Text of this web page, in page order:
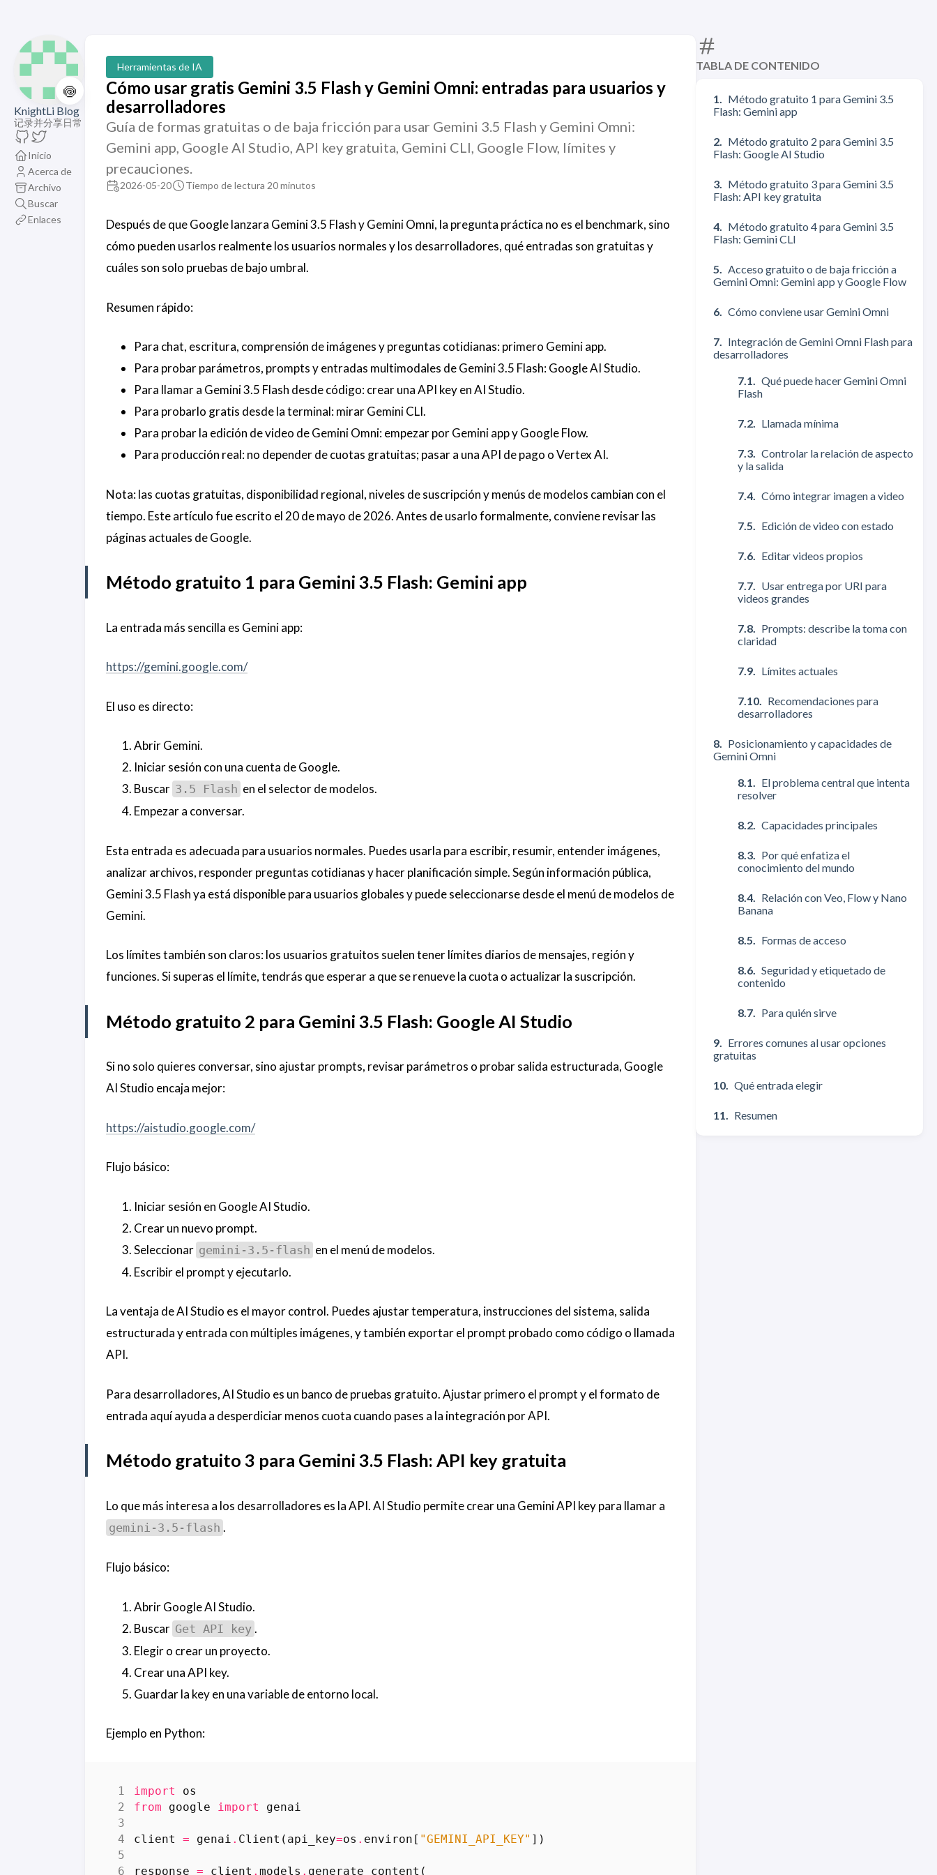
🍥
KnightLi Blog
记录并分享日常
Inicio
Acerca de
Archivo
Buscar
Enlaces
TABLA DE CONTENIDO
Método gratuito 1 para Gemini 3.5
Flash: Gemini app
Método gratuito 2 para Gemini 3.5
Flash: Google AI Studio
Método gratuito 3 para Gemini 3.5
Flash: API key gratuita
Método gratuito 4 para Gemini 3.5
Flash: Gemini CLI
Acceso gratuito o de baja fricción a
Gemini Omni: Gemini app y Google Flow
Cómo conviene usar Gemini Omni
Integración de Gemini Omni Flash para
desarrolladores
Qué puede hacer Gemini Omni
Flash
Llamada mínima
Controlar la relación de aspecto
y la salida
Cómo integrar imagen a video
Edición de video con estado
Editar videos propios
Usar entrega por URI para
videos grandes
Prompts: describe la toma con
claridad
Límites actuales
Recomendaciones para
desarrolladores
Posicionamiento y capacidades de
Gemini Omni
El problema central que intenta
resolver
Capacidades principales
Por qué enfatiza el
conocimiento del mundo
Relación con Veo, Flow y Nano
Banana
Formas de acceso
Seguridad y etiquetado de
contenido
Para quién sirve
Errores comunes al usar opciones
gratuitas
Qué entrada elegir
Resumen
Herramientas de IA
Cómo usar gratis Gemini 3.5 Flash y Gemini Omni: entradas para usuarios y
desarrolladores
Guía de formas gratuitas o de baja fricción para usar Gemini 3.5 Flash y Gemini Omni:
Gemini app, Google AI Studio, API key gratuita, Gemini CLI, Google Flow, límites y
precauciones.
2026-05-20 Tiempo de lectura 20 minutos
Después de que Google lanzara Gemini 3.5 Flash y Gemini Omni, la pregunta práctica no es el benchmark, sino
cómo pueden usarlos realmente los usuarios normales y los desarrolladores, qué entradas son gratuitas y
cuáles son solo pruebas de bajo umbral.
Resumen rápido:
Para chat, escritura, comprensión de imágenes y preguntas cotidianas: primero Gemini app.
Para probar parámetros, prompts y entradas multimodales de Gemini 3.5 Flash: Google AI Studio.
Para llamar a Gemini 3.5 Flash desde código: crear una API key en AI Studio.
Para probarlo gratis desde la terminal: mirar Gemini CLI.
Para probar la edición de video de Gemini Omni: empezar por Gemini app y Google Flow.
Para producción real: no depender de cuotas gratuitas; pasar a una API de pago o Vertex AI.
Nota: las cuotas gratuitas, disponibilidad regional, niveles de suscripción y menús de modelos cambian con el
tiempo. Este artículo fue escrito el 20 de mayo de 2026. Antes de usarlo formalmente, conviene revisar las
páginas actuales de Google.
Método gratuito 1 para Gemini 3.5 Flash: Gemini app
La entrada más sencilla es Gemini app:
https://gemini.google.com/
El uso es directo:
Abrir Gemini.
Iniciar sesión con una cuenta de Google.
Buscar 3.5 Flash en el selector de modelos.
Empezar a conversar.
Esta entrada es adecuada para usuarios normales. Puedes usarla para escribir, resumir, entender imágenes,
analizar archivos, responder preguntas cotidianas y hacer planificación simple. Según información pública,
Gemini 3.5 Flash ya está disponible para usuarios globales y puede seleccionarse desde el menú de modelos de
Gemini.
Los límites también son claros: los usuarios gratuitos suelen tener límites diarios de mensajes, región y
funciones. Si superas el límite, tendrás que esperar a que se renueve la cuota o actualizar la suscripción.
Método gratuito 2 para Gemini 3.5 Flash: Google AI Studio
Si no solo quieres conversar, sino ajustar prompts, revisar parámetros o probar salida estructurada, Google
AI Studio encaja mejor:
https://aistudio.google.com/
Flujo básico:
Iniciar sesión en Google AI Studio.
Crear un nuevo prompt.
Seleccionar gemini-3.5-flash en el menú de modelos.
Escribir el prompt y ejecutarlo.
La ventaja de AI Studio es el mayor control. Puedes ajustar temperatura, instrucciones del sistema, salida
estructurada y entrada con múltiples imágenes, y también exportar el prompt probado como código o llamada
API.
Para desarrolladores, AI Studio es un banco de pruebas gratuito. Ajustar primero el prompt y el formato de
entrada aquí ayuda a desperdiciar menos cuota cuando pases a la integración por API.
Método gratuito 3 para Gemini 3.5 Flash: API key gratuita
Lo que más interesa a los desarrolladores es la API. AI Studio permite crear una Gemini API key para llamar a
gemini-3.5-flash .
Flujo básico:
Abrir Google AI Studio.
Buscar Get API key .
Elegir o crear un proyecto.
Crear una API key.
Guardar la key en una variable de entorno local.
Ejemplo en Python:
import
os
from
google import genai
client = genai . Client ( api_key=os . environ [ "GEMINI_API_KEY" ])
response = client . models . generate_content (